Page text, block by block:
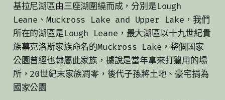
基拉尼湖區由三座湖圍繞而成，分別是Lough
Leane、Muckross Lake and Upper Lake，我們
所在的湖區是Lough Leane，最大湖區以十九世紀貴
族幕克洛斯家族命名的Muckross Lake，整個國家
公園曾經也隸屬此家族，據說是當年拿來打獵用的場
所，20世紀末家族凋零，後代子孫將土地、豪宅捐為
國家公園